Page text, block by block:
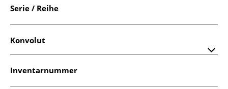
Serie / Reihe
Konvolut
Inventarnummer